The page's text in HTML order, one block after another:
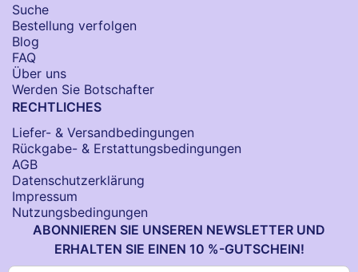
Suche
Bestellung verfolgen
Blog
FAQ
Über uns
Werden Sie Botschafter
RECHTLICHES
Liefer- & Versandbedingungen
Rückgabe- & Erstattungsbedingungen
AGB
Datenschutzerklärung
Impressum
Nutzungsbedingungen
ABONNIEREN SIE UNSEREN NEWSLETTER UND
ERHALTEN SIE EINEN 10 %-GUTSCHEIN!